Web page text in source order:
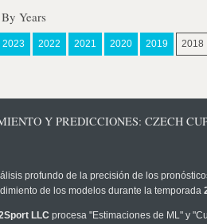
Years
2023 2022 2021 2020 2019 2018
Y PREDICCIONES: CZECH
profundo de la precisión de los
de los modelos durante la temporada
LLC procesa "Estimaciones de ML" y